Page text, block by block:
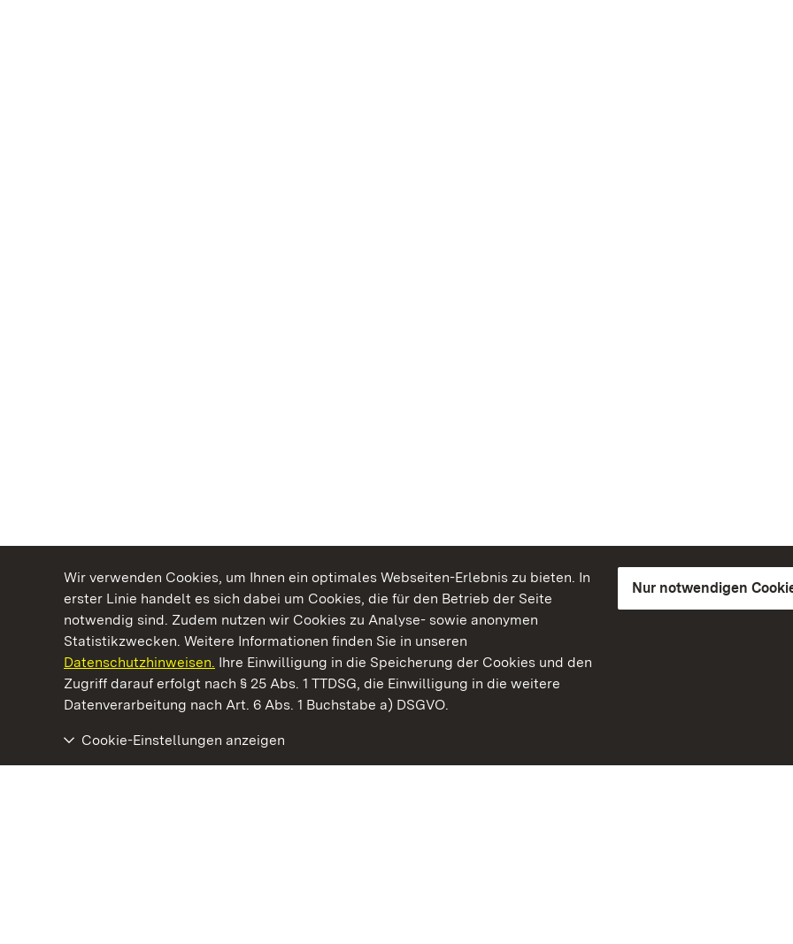
Wir verwenden Cookies, um Ihnen ein optimales Webseiten-Erlebnis zu bieten. In
erster Linie handelt es sich dabei um Cookies, die für den Betrieb der Seite
notwendig sind. Zudem nutzen wir Cookies zu Analyse- sowie anonymen
Statistikzwecken. Weitere Informationen finden Sie in unseren
Datenschutzhinweisen. Ihre Einwilligung in die Speicherung der Cookies und den
Zugriff darauf erfolgt nach § 25 Abs. 1 TTDSG, die Einwilligung in die weitere
Datenverarbeitung nach Art. 6 Abs. 1 Buchstabe a) DSGVO.
Nur notwendigen
Cookie-Einstellungen anzeigen
Kommen. Staunen. Genießen.